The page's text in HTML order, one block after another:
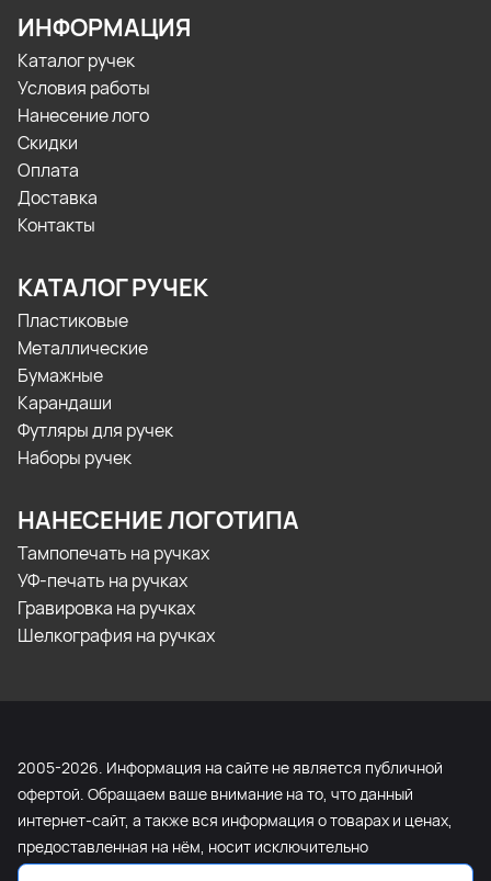
ИНФОРМАЦИЯ
Каталог ручек
Условия работы
Нанесение лого
Скидки
Оплата
Доставка
Контакты
КАТАЛОГ РУЧЕК
Пластиковые
Металлические
Бумажные
Карандаши
Футляры для ручек
Наборы ручек
НАНЕСЕНИЕ ЛОГОТИПА
Тампопечать на ручках
УФ-печать на ручках
Гравировка на ручках
Шелкография на ручках
2005-2026. Информация на сайте не является публичной
офертой. Обращаем ваше внимание на то, что данный
интернет-сайт, а также вся информация о товарах и ценах,
предоставленная на нём, носит исключительно
информационный характер и ни при каких условиях не